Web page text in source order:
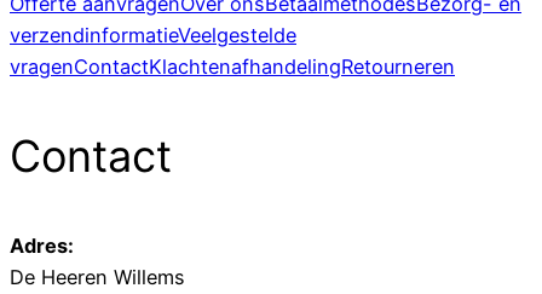
verzendinformatieVeelgestelde
vragenContactKlachtenafhandelingRetourneren
Contact
Adres:
De Heeren Willems